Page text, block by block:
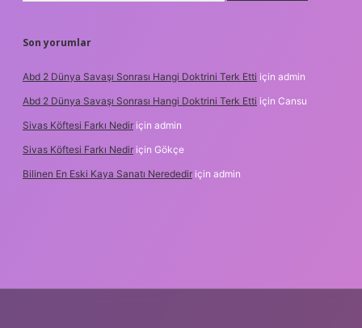
Son yorumlar
Abd 2 Dünya Savaşı Sonrası Hangi Doktrini Terk Etti için admin
Abd 2 Dünya Savaşı Sonrası Hangi Doktrini Terk Etti için Cansu
Sivas Köftesi Farkı Nedir için admin
Sivas Köftesi Farkı Nedir için Gökçe
Bilinen En Eski Kaya Sanatı Nerededir için admin